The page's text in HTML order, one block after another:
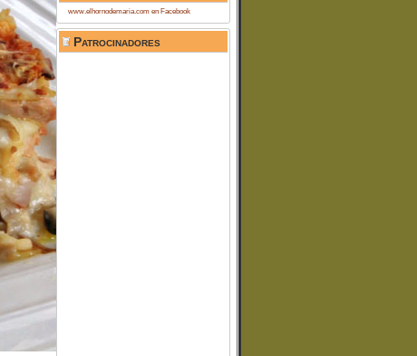
www.elhornodemaria.com en Facebook
Patrocinadores